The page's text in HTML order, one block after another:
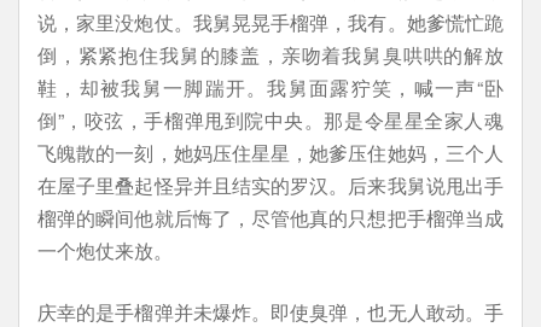
说，家里没炮仗。我舅晃晃手榴弹，我有。她爹慌忙跪
倒，紧紧抱住我舅的膝盖，亲吻着我舅臭哄哄的解放
鞋，却被我舅一脚踹开。我舅面露狞笑，喊一声“卧
倒”，咬弦，手榴弹甩到院中央。那是令星星全家人魂
飞魄散的一刻，她妈压住星星，她爹压住她妈，三个人
在屋子里叠起怪异并且结实的罗汉。后来我舅说甩出手
榴弹的瞬间他就后悔了，尽管他真的只想把手榴弹当成
一个炮仗来放。
庆幸的是手榴弹并未爆炸。即使臭弹，也无人敢动。手